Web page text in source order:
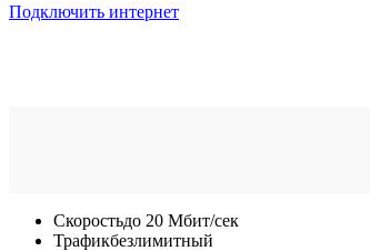
Подключить интернет
Скоростьдо 20 Мбит/сек
Трафикбезлимитный